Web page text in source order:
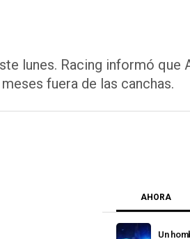
lunes. Racing informó que
fuera de las canchas.
AHORA
Un